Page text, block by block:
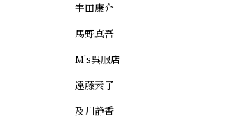
宇田康介
馬野真吾
M's呉服店
遠藤素子
及川静香